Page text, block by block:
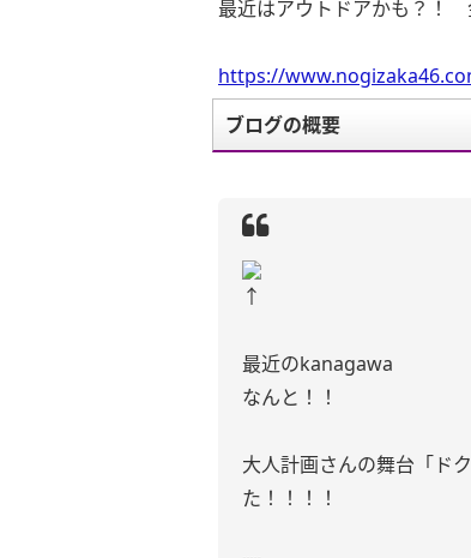
最近はアウトドアかも？！
https://
ブログの概要
↑
最近のkanagawa
なんと！！
大人計画さんの舞台「ド
た！！！！